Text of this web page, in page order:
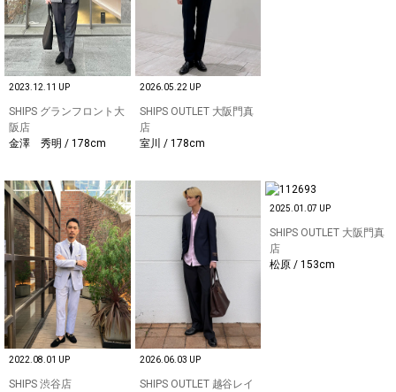
2023.12.11 UP
SHIPS グランフロント大
阪店
金澤 秀明 / 178cm
2026.05.22 UP
SHIPS OUTLET 大阪門真
店
室川 / 178cm
2022.08.01 UP
SHIPS 渋谷店
2026.06.03 UP
SHIPS OUTLET 越谷レイ
2025.01.07 UP
SHIPS OUTLET 大阪門真
店
松原 / 153cm